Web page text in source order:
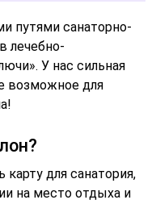
путями санаторно-
лечебно-
У нас сильная
возможное для
карту для санатория,
на место отдыха и